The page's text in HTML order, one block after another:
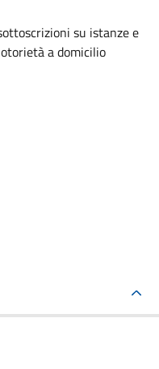
su istanze e
a domicilio